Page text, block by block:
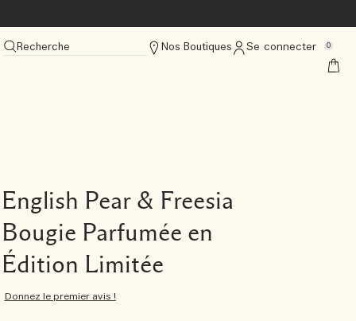
Recherche Nos Boutiques Se connecter 0
English Pear & Freesia
Bougie Parfumée en
Édition Limitée
Donnez le premier avis !